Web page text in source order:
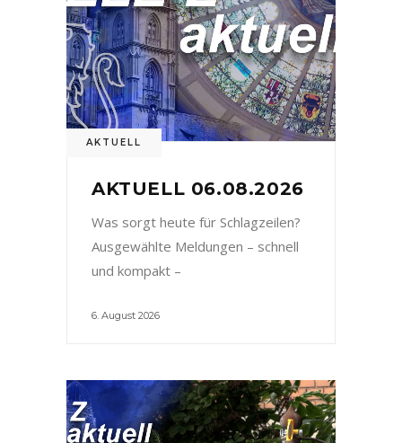
AKTUELL
AKTUELL 06.08.2026
Was sorgt heute für Schlagzeilen?
Ausgewählte Meldungen – schnell
und kompakt –
6. August 2026